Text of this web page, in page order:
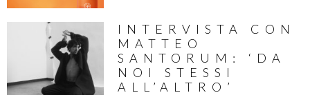
INTERVISTA CON
MATTEO
SANTORUM: ‘DA
NOI STESSI
ALL’ALTRO’